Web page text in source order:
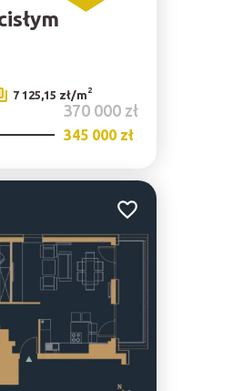
7 125,15 zł/m2
370 000 zł
345 000 zł
Dodaj do ulubionych